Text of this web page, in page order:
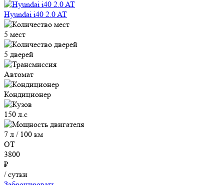
Hyundai i40 2.0 AT
5 мест
5 дверей
Автомат
Кондиционер
150 л.с
7 л / 100 км
ОТ
3800
₽
/ сутки